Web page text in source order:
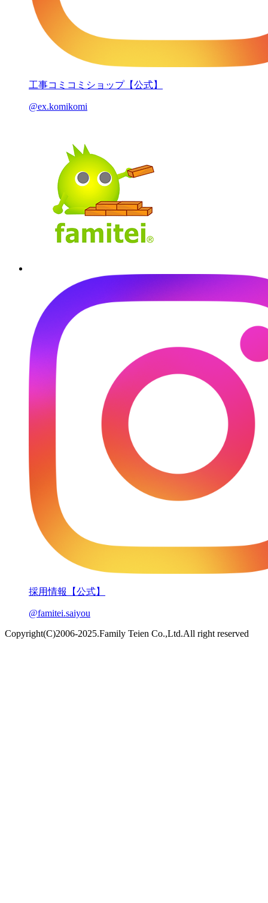
工事コミコミショップ【公式】
@ex.komikomi
採用情報【公式】
@famitei.saiyou
Copyright(C)2006-2025.Family Teien Co.,Ltd.All right reserved